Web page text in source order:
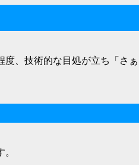
、技術的な目処が立ち「さ